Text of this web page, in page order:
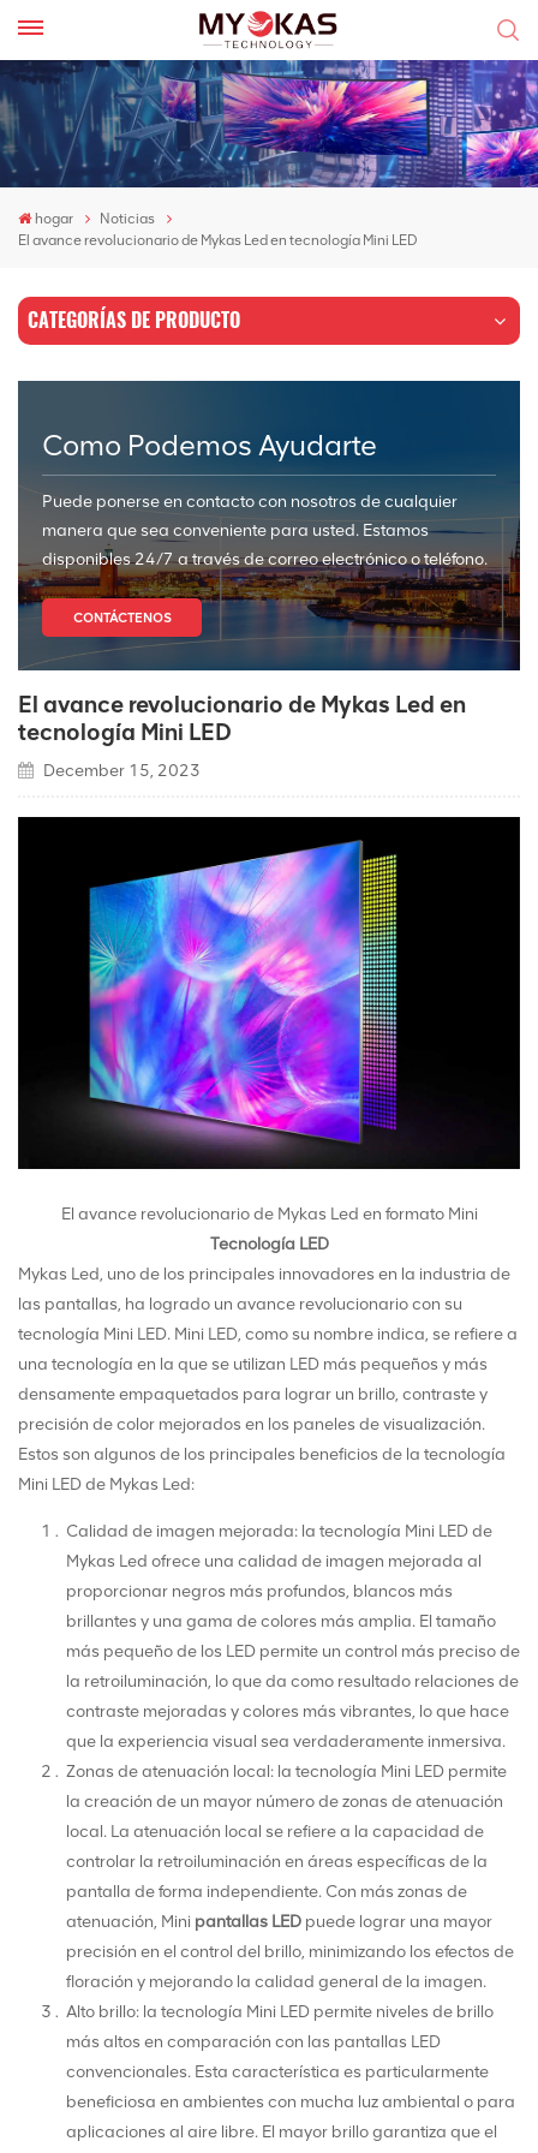
hogar
Noticias
El avance revolucionario de Mykas Led en tecnología Mini LED
CATEGORÍAS DE PRODUCTO
Como Podemos Ayudarte
Puede ponerse en contacto con nosotros de cualquier
manera que sea conveniente para usted. Estamos
disponibles 24/7 a través de correo electrónico o teléfono.
CONTÁCTENOS
El avance revolucionario de Mykas Led en
tecnología Mini LED
December 15, 2023
El avance revolucionario de Mykas Led en formato Mini
Tecnología LED
Mykas Led, uno de los principales innovadores en la industria de
las pantallas, ha logrado un avance revolucionario con su
tecnología Mini LED. Mini LED, como su nombre indica, se refiere a
una tecnología en la que se utilizan LED más pequeños y más
densamente empaquetados para lograr un brillo, contraste y
precisión de color mejorados en los paneles de visualización.
Estos son algunos de los principales beneficios de la tecnología
Mini LED de Mykas Led:
Calidad de imagen mejorada: la tecnología Mini LED de
Mykas Led ofrece una calidad de imagen mejorada al
proporcionar negros más profundos, blancos más
brillantes y una gama de colores más amplia. El tamaño
más pequeño de los LED permite un control más preciso de
la retroiluminación, lo que da como resultado relaciones de
contraste mejoradas y colores más vibrantes, lo que hace
que la experiencia visual sea verdaderamente inmersiva.
Zonas de atenuación local: la tecnología Mini LED permite
la creación de un mayor número de zonas de atenuación
local. La atenuación local se refiere a la capacidad de
controlar la retroiluminación en áreas específicas de la
pantalla de forma independiente. Con más zonas de
atenuación, Mini pantallas LED puede lograr una mayor
precisión en el control del brillo, minimizando los efectos de
floración y mejorando la calidad general de la imagen.
Alto brillo: la tecnología Mini LED permite niveles de brillo
más altos en comparación con las pantallas LED
convencionales. Esta característica es particularmente
beneficiosa en ambientes con mucha luz ambiental o para
aplicaciones al aire libre. El mayor brillo garantiza que el